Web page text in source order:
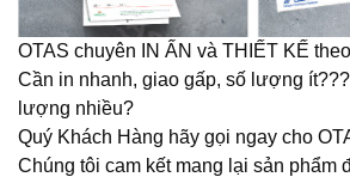
OTAS chuyên IN ẤN và THIẾT KẾ
Cần in nhanh, giao gấp, số lượng
lượng nhiều?
Quý Khách Hàng hãy gọi ngay cho
Chúng tôi cam kết mang lại sản phẩm